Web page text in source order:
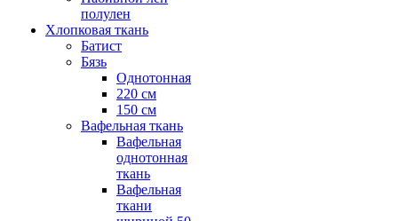
полулен
Хлопковая ткань
Батист
Бязь
Однотонная
220 см
150 см
Вафельная ткань
Вафельная
однотонная
ткань
Вафельная
ткани